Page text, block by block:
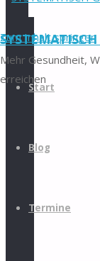
Mehr Gesundheit,
erreichen
Zum Inhalt springen
Start
Blog
Termine